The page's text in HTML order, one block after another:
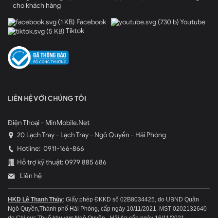
màu sắc tăng lên đến 25%. Cùng với phần mềm ios 10 có thể tinh
chỉnh hiện thị, giúpiPhone 7 xách taycó thể hiện thị độ sáng tốt
hơn khi trời nắng gắt. So với những màn hình trước đây của
lòng quý khách.
Giá iPhone 6 tại Thành Phố Vinh
Giá iPhone 6S tại Tp. Vinh
MinMobile.Net Hệ Thống Bán Lẻ Điện Thoại Hàn Quốc Giá
Rẻ Tại Hải Phòng và Vinh.
0979-885-686
cho khách hàng
Facebook
Youtube
Tiktok
LIÊN HỆ VỚI CHÚNG TÔI
Điện Thoại - MinMobile.Net
20 Lạch Tray - Lạch Tray - Ngô Quyền - Hải Phòng
Hotline: 0911-166-866
Hỗ trợ kỹ thuật: 0979 885 686
Liên hệ
HKD Lê Thanh Thủy: Giấy phép ĐKKD số 02B8034425, do UBND Quận
Ngô Quyền,Thành phố Hải Phòng, cấp ngày 10/11/2021. MST 0202132640